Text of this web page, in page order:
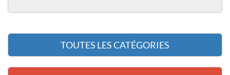
TOUTES LES CATÉGORIES